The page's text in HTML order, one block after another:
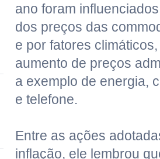
ano foram
dos preços das
e por fatores
aumento de preços
a exemplo de energia,
e telefone.
Entre as ações
inflação, ele lembrou